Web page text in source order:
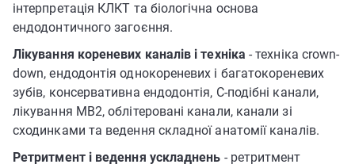
інтерпретація КЛКТ та біологічна основа
ендодонтичного загоєння.
Лікування кореневих каналів і техніка - техніка crown-
down, ендодонтія однокореневих і багатокореневих
зубів, консервативна ендодонтія, C-подібні канали,
лікування MB2, облітеровані канали, канали зі
сходинками та ведення складної анатомії каналів.
Ретритмент і ведення ускладнень - ретритмент